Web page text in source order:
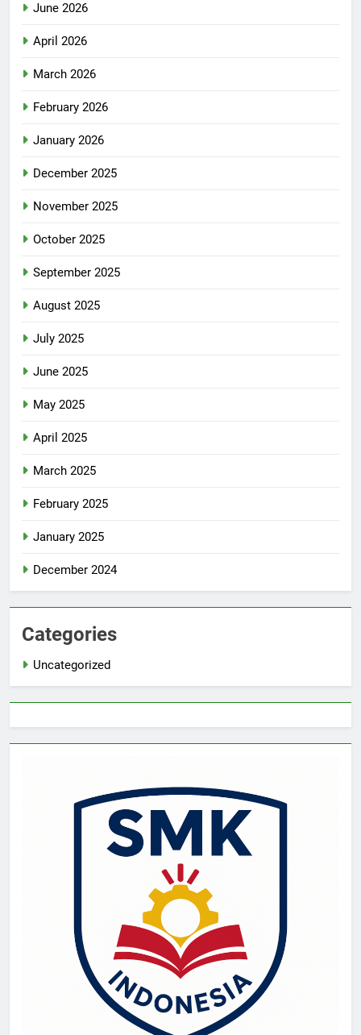
June 2026
April 2026
March 2026
February 2026
January 2026
December 2025
November 2025
October 2025
September 2025
August 2025
July 2025
June 2025
May 2025
April 2025
March 2025
February 2025
January 2025
December 2024
Categories
Uncategorized